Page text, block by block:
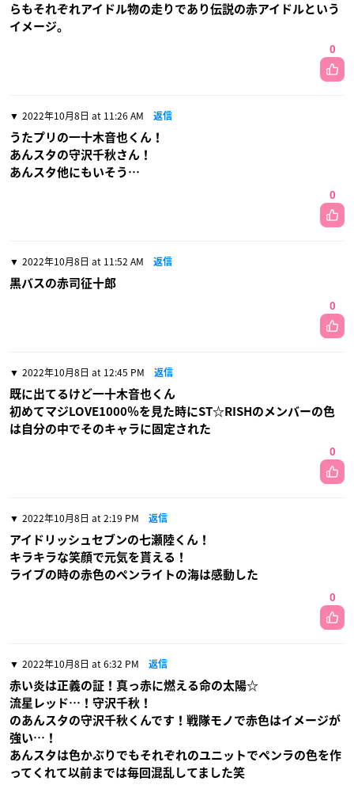
らもそれぞれアイドル物の走りであり伝説の赤アイドルという
イメージ。
0
2022年10月8日 at 11:26 AM 返信
うたプリの一十木音也くん！
あんスタの守沢千秋さん！
あんスタ他にもいそう…
0
2022年10月8日 at 11:52 AM 返信
黒バスの赤司征十郎
0
2022年10月8日 at 12:45 PM 返信
既に出てるけど一十木音也くん
初めてマジLOVE1000％を見た時にST☆RISHのメンバーの色
は自分の中でそのキャラに固定された
0
2022年10月8日 at 2:19 PM 返信
アイドリッシュセブンの七瀬陸くん！
キラキラな笑顔で元気を貰える！
ライブの時の赤色のペンライトの海は感動した
0
2022年10月8日 at 6:32 PM 返信
赤い炎は正義の証！真っ赤に燃える命の太陽☆
流星レッド…！守沢千秋！
のあんスタの守沢千秋くんです！戦隊モノで赤色はイメージが
強い…！
あんスタは色かぶりでもそれぞれのユニットでペンラの色を作
ってくれて以前までは毎回混乱してました笑